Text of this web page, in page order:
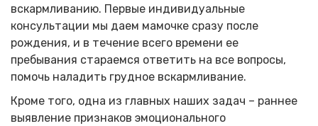
вскармливанию. Первые индивидуальные
консультации мы даем мамочке сразу после
рождения, и в течение всего времени ее
пребывания стараемся ответить на все вопросы,
помочь наладить грудное вскармливание.
Кроме того, одна из главных наших задач – раннее
выявление признаков эмоционального